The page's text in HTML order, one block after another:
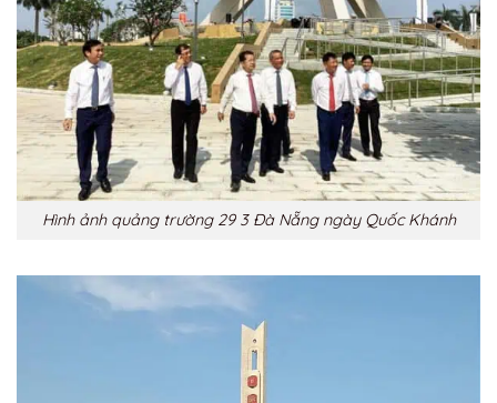
Hình ảnh quảng trường 29 3 Đà Nẵng ngày Quốc Khánh